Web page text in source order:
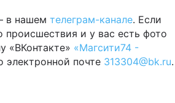
в нашем телеграм-канале. Если
происшествия и у вас есть фото
«ВКонтакте» «Магсити74 -
электронной почте 313304@bk.ru.